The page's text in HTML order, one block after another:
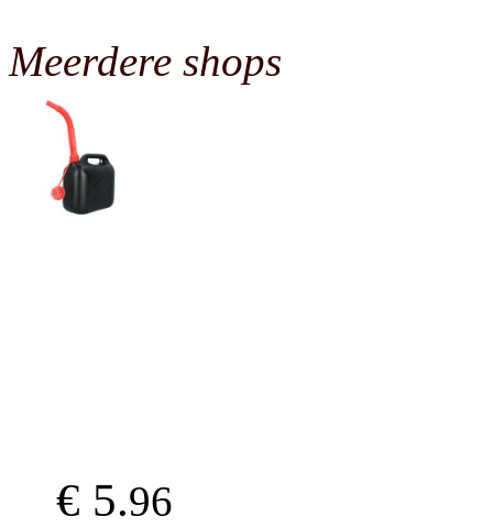
Meerdere shops
€ 5.96